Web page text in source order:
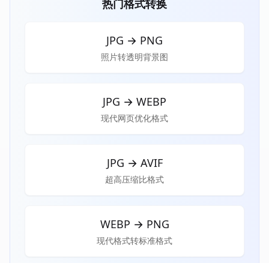
热门格式转换
JPG → PNG
照片转透明背景图
JPG → WEBP
现代网页优化格式
JPG → AVIF
超高压缩比格式
WEBP → PNG
现代格式转标准格式